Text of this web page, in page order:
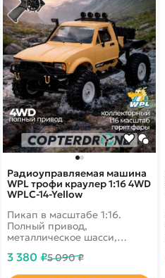
Радиоуправляемая машина
WPL трофи краулер 1:16 4WD
WPLC-14-Yellow
Пикап в масштабе 1:16.
Полный привод,
металлическое шасси,
TPR.
3 380 ₽5 090 ₽